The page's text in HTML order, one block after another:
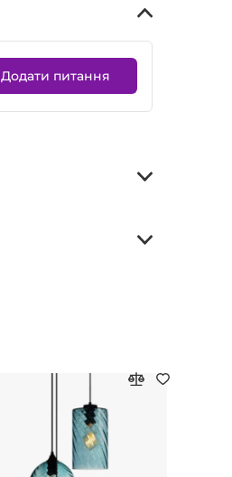
Додати питання